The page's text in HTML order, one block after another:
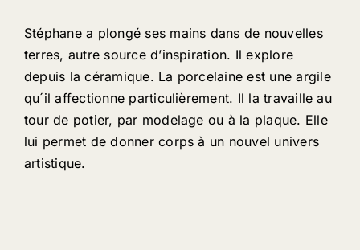
Stéphane a plongé ses mains dans de nouvelles
terres, autre source d’inspiration. Il explore
depuis la céramique. La porcelaine est une argile
qu´il affectionne particulièrement. Il la travaille au
tour de potier, par modelage ou à la plaque. Elle
lui permet de donner corps à un nouvel univers
artistique.